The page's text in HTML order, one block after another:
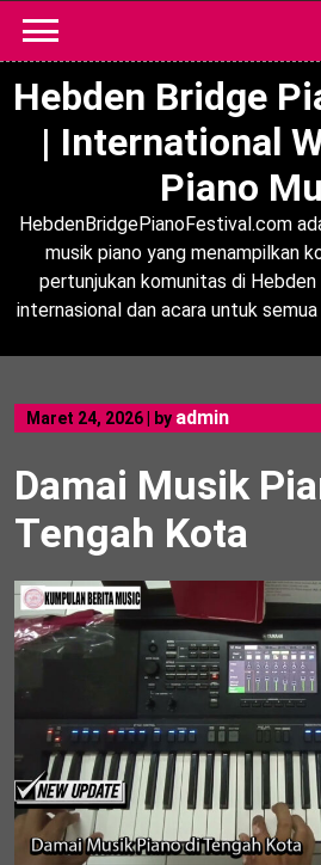
content
Hebden Bridge
| International
Piano
HebdenBridgePianoFestival.com
musik piano yang menampilkan
pertunjukan komunitas di Hebden
internasional dan acara untuk
Maret 24, 2026 by admin
Damai Musik
Tengah Kota